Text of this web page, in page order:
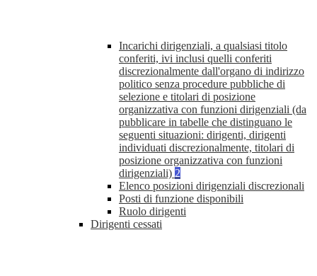
Incarichi dirigenziali, a qualsiasi titolo
conferiti, ivi inclusi quelli conferiti
discrezionalmente dall'organo di indirizzo
politico senza procedure pubbliche di
selezione e titolari di posizione
organizzativa con funzioni dirigenziali (da
pubblicare in tabelle che distinguano le
seguenti situazioni: dirigenti, dirigenti
individuati discrezionalmente, titolari di
posizione organizzativa con funzioni
dirigenziali) 2
Elenco posizioni dirigenziali discrezionali
Posti di funzione disponibili
Ruolo dirigenti
Dirigenti cessati